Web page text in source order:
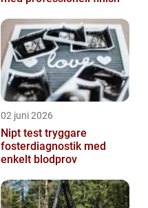
02 juni 2026
Nipt test tryggare
fosterdiagnostik med
enkelt blodprov